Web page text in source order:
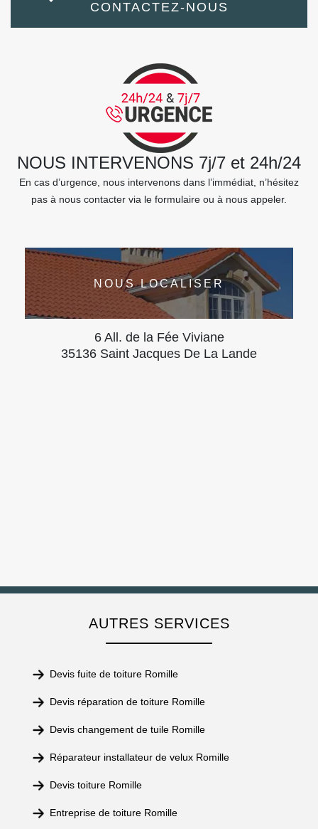
CONTACTEZ-NOUS
NOUS INTERVENONS 7j/7 et 24h/24
En cas d’urgence, nous intervenons dans l’immédiat, n’hésitez
pas à nous contacter via le formulaire ou à nous appeler.
NOUS LOCALISER
6 All. de la Fée Viviane
35136 Saint Jacques De La Lande
AUTRES SERVICES
Devis fuite de toiture Romille
Devis réparation de toiture Romille
Devis changement de tuile Romille
Réparateur installateur de velux Romille
Devis toiture Romille
Entreprise de toiture Romille